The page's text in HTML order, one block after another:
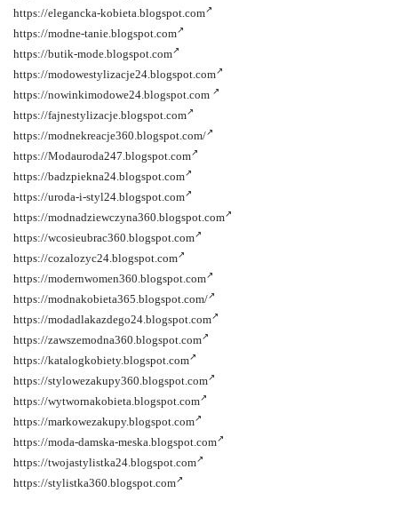
https://elegancka-kobieta.blogspot.com
https://modne-tanie.blogspot.com
https://butik-mode.blogspot.com
https://modowestylizacje24.blogspot.com
https://nowinkimodowe24.blogspot.com
https://fajnestylizacje.blogspot.com
https://modnekreacje360.blogspot.com/
https://Modauroda247.blogspot.com
https://badzpiekna24.blogspot.com
https://uroda-i-styl24.blogspot.com
https://modnadziewczyna360.blogspot.com
https://wcosieubrac360.blogspot.com
https://cozalozyc24.blogspot.com
https://modernwomen360.blogspot.com
https://modnakobieta365.blogspot.com/
https://modadlakazdego24.blogspot.com
https://zawszemodna360.blogspot.com
https://katalogkobiety.blogspot.com
https://stylowezakupy360.blogspot.com
https://wytwornakobieta.blogspot.com
https://markowezakupy.blogspot.com
https://moda-damska-meska.blogspot.com
https://twojastylistka24.blogspot.com
https://stylistka360.blogspot.com